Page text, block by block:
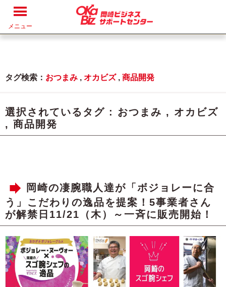
メニュー
タグ検索： おつまみ , オカビズ, 商品開発
選択されているタグ : おつまみ , オカビズ
, 商品開発
岡崎の凄腕職人達が「ボジョレーに合
う」こだわりの逸品を提案！5事業者さん
が解禁日11/21（木）～一斉に販売開始！